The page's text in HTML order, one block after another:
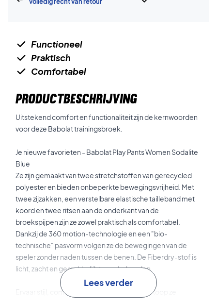
Functioneel
Praktisch
Comfortabel
PRODUCTBESCHRIJVING
Uitstekend comfort en functionaliteit zijn de kernwoorden
voor deze Babolat trainingsbroek.
Je nieuwe favorieten - Babolat Play Pants Women Sodalite
Blue
Ze zijn gemaakt van twee stretchstoffen van gerecycled
polyester en bieden onbeperkte bewegingsvrijheid. Met
twee zijzakken, een verstelbare elastische tailleband met
koord en twee ritsen aan de onderkant van de
broekspijpen zijn ze zowel praktisch als comfortabel.
Dankzij de 360 motion-technologie en een "bio-
technische" pasvorm volgen ze de bewegingen van de
speler zonder naden tussen de benen. De Fiberdry-stof is
licht, zacht en gemakkelijk te onderhouden.
Ervaar stijl, comfort en bewegingsvrijheid - Koop ze
Lees verder